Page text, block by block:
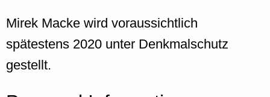
Mirek Macke wird voraussichtlich
spätestens 2020 unter Denkmalschutz
gestellt.